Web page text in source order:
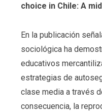
choice in Chile: A
En la publicación
sociológica ha
educativos
estrategias de
clase media a través
consecuencia, la